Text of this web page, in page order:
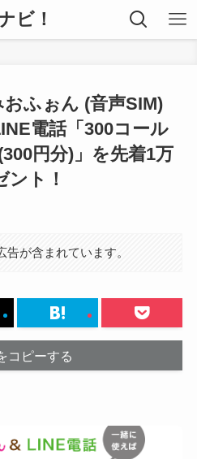
ビ！
おふぉん (音声SIM)
電話「300コール
円分)」を先着1万
ント！
が含まれています。
コピーする